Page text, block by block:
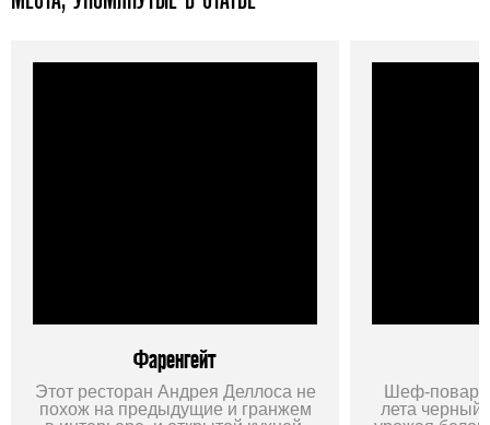
Фаренгейт
Этот ресторан Андрея Деллоса не
похож на предыдущие и гранжем
Шеф-повар
лета